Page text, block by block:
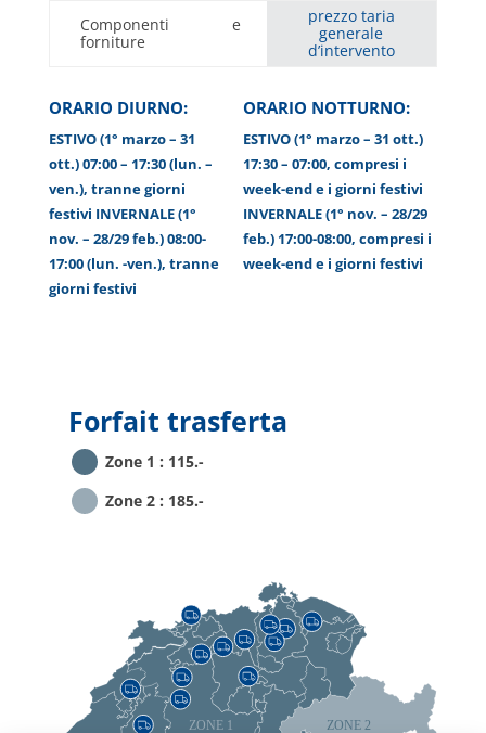
Componenti e
forniture
prezzo taria
generale
d’intervento
ORARIO DIURNO:
ESTIVO (1° marzo – 31
ott.) 07:00 – 17:30 (lun. –
ven.), tranne giorni
festivi INVERNALE (1°
nov. – 28/29 feb.) 08:00-
17:00 (lun. -ven.), tranne
giorni festivi
ORARIO NOTTURNO:
ESTIVO (1° marzo – 31 ott.)
17:30 – 07:00, compresi i
week-end e i giorni festivi
INVERNALE (1° nov. – 28/29
feb.) 17:00-08:00, compresi i
week-end e i giorni festivi
Forfait trasferta
Zone 1 : 115.-
Zone 2 : 185.-